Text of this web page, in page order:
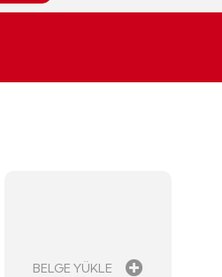
BELGE YÜKLE